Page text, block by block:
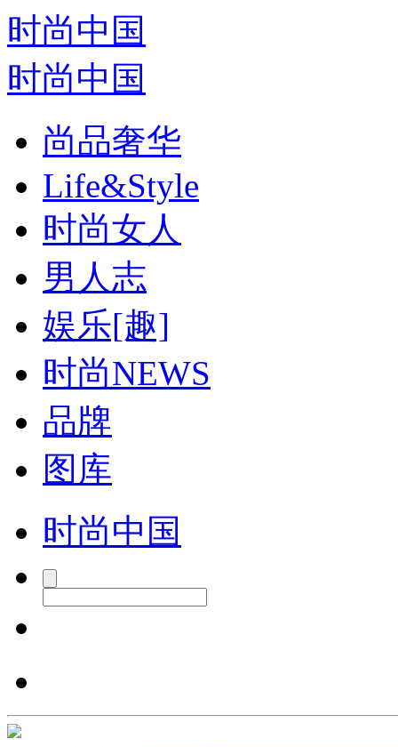
时尚中国
时尚中国
尚品奢华
Life&Style
时尚女人
男人志
娱乐[趣]
时尚NEWS
品牌
图库
时尚中国